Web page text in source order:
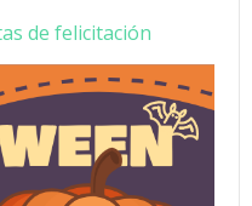
de felicitación